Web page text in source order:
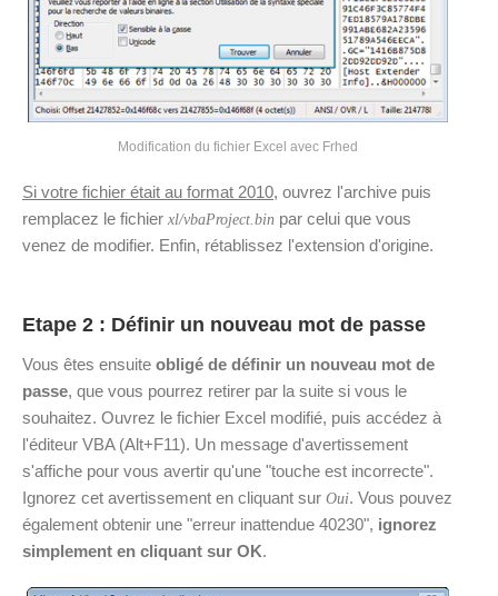
Modification du fichier Excel avec Frhed
Si votre fichier était au format 2010, ouvrez l'archive puis
remplacez le fichier xl/vbaProject.bin par celui que vous
venez de modifier. Enfin, rétablissez l'extension d'origine.
Etape 2 : Définir un nouveau mot de passe
Vous êtes ensuite obligé de définir un nouveau mot de
passe, que vous pourrez retirer par la suite si vous le
souhaitez. Ouvrez le fichier Excel modifié, puis accédez à
l'éditeur VBA (Alt+F11). Un message d'avertissement
s'affiche pour vous avertir qu'une "touche est incorrecte".
Ignorez cet avertissement en cliquant sur Oui. Vous pouvez
également obtenir une "erreur inattendue 40230", ignorez
simplement en cliquant sur OK.